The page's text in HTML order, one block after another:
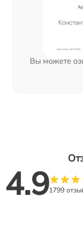
Вы можете
4.91799